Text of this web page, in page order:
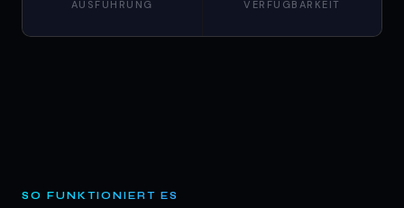
AUSFÜHRUNG VERFÜGBARKEIT
SO FUNKTIONIERT ES